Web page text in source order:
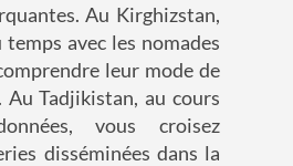
Au Kirghizstan,
temps avec les nomades
leur mode de
Tadjikistan, au cours
vous croisez
disséminées dans la